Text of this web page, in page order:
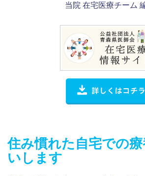
当院 在宅医療チーム
住み慣れた自宅での
いします